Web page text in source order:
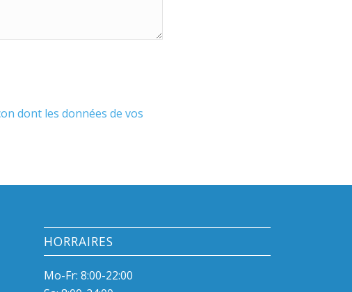
dont les données de vos
HORRAIRES
Mo-Fr: 8:00-22:00